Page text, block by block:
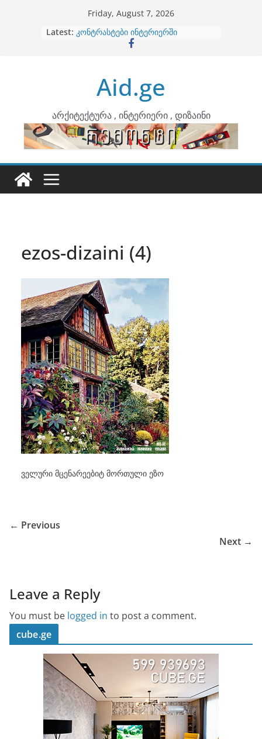
Friday, August 7, 2026
Latest: ბინების გაერთიანება
კონტრასტები ინტერიერში
ინტერიერის დიზიანი
არტემიდი წარმოგიდგენთ
Aid.ge
არქიტექტურა , ინტერიერი , დიზაინი
ezos-dizaini (4)
ველური მცენარეებიტ მორთული ეზო
← Previous
Next →
Leave a Reply
You must be logged in to post a comment.
cube.ge